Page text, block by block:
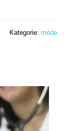
Kategorie: móda